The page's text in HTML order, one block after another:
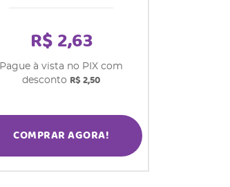
R$ 2,63
Pague à vista no PIX com
desconto R$ 2,50
COMPRAR AGORA!